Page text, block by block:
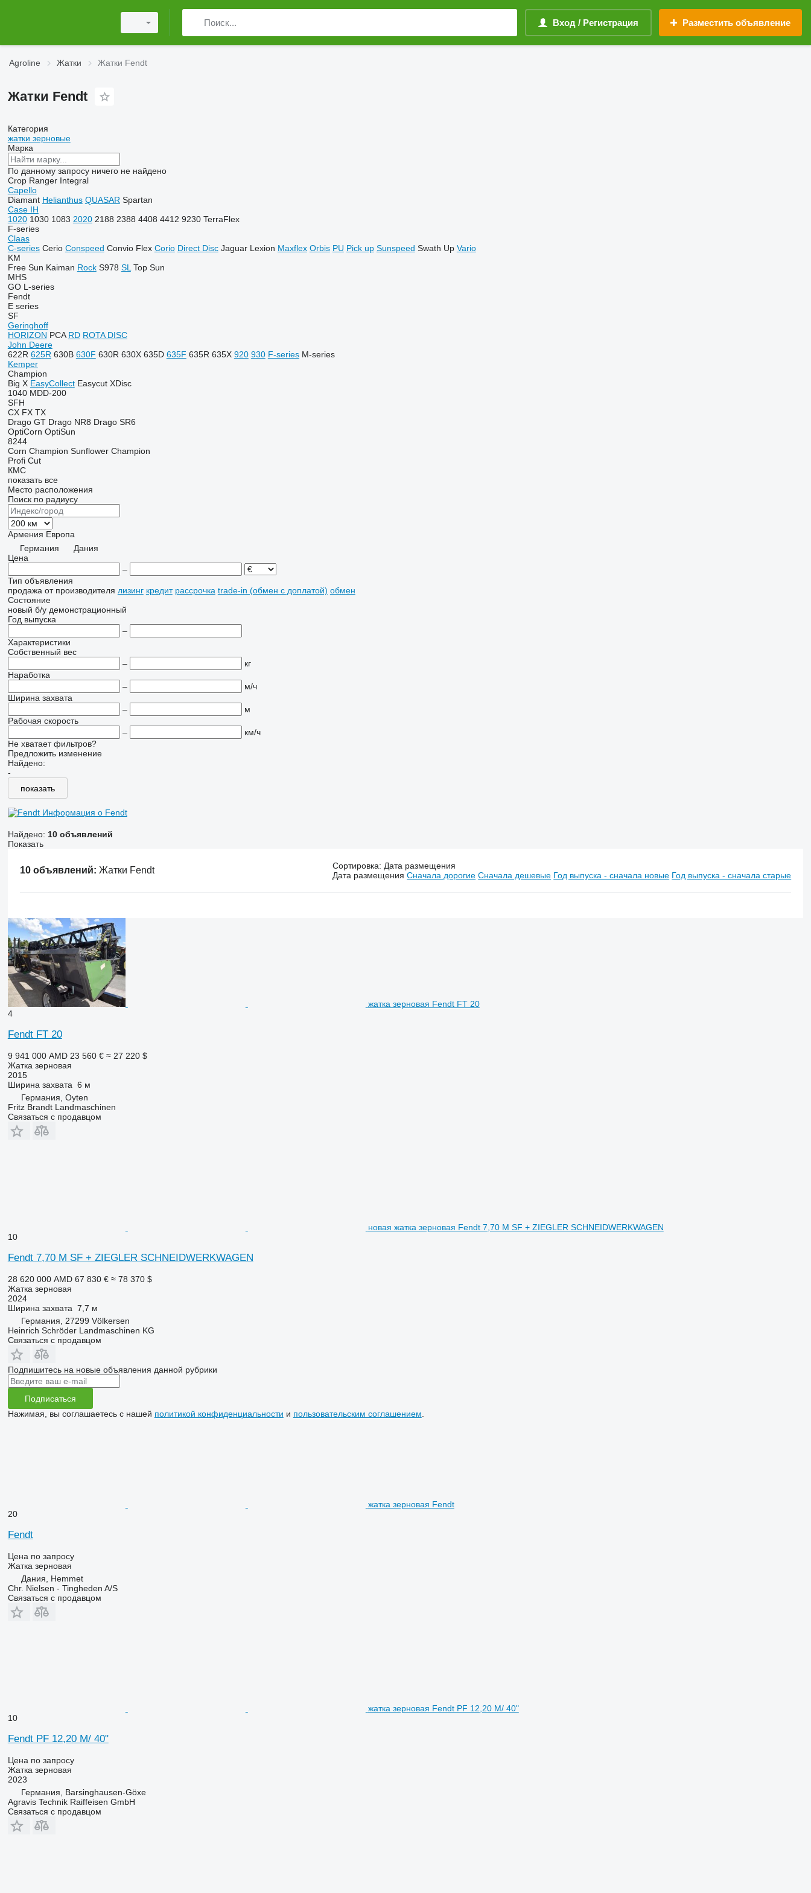
Вход / Регистрация Разместить объявление
Agroline Жатки Жатки Fendt
Жатки Fendt
Категория
жатки зерновые
Марка
По данному запросу ничего не найдено
Crop Ranger Integral
Capello
Diamant Helianthus QUASAR Spartan
Case IH
1020 1030 1083 2020 2188 2388 4408 4412 9230 TerraFlex
F-series
Claas
C-series Cerio Conspeed Convio Flex Corio Direct Disc Jaguar Lexion Maxflex Orbis PU Pick up Sunspeed Swath Up Vario
KM
Free Sun Kaiman Rock S978 SL Top Sun
MHS
GO L-series
Fendt
E series
SF
Geringhoff
HORIZON PCA RD ROTA DISC
John Deere
622R 625R 630B 630F 630R 630X 635D 635F 635R 635X 920 930 F-series M-series
Kemper
Champion
Big X EasyCollect Easycut XDisc
1040 MDD-200
SFH
CX FX TX
Drago GT Drago NR8 Drago SR6
OptiCorn OptiSun
8244
Corn Champion Sunflower Champion
Profi Cut
КМС
показать все
Место расположения
Поиск по радиусу
Армения Европа
Германия
Дания
Цена
–
Тип объявления
продажа от производителя лизинг кредит рассрочка trade-in (обмен с доплатой) обмен
Состояние
новый б/у демонстрационный
Год выпуска
–
Характеристики
Собственный вес
–
кг
Наработка
–
м/ч
Ширина захвата
–
м
Рабочая скорость
–
км/ч
Не хватает фильтров?
Предложить изменение
Найдено:
-
показать
Информация о Fendt
Найдено: 10 объявлений
Показать
10 объявлений: Жатки Fendt Сортировка: Дата размещения
Дата размещения Сначала дорогие Сначала дешевые Год выпуска - сначала новые Год выпуска - сначала старые
жатка зерновая Fendt FT 20
4
Fendt FT 20
9 941 000 AMD 23 560 € ≈ 27 220 $
Жатка зерновая
2015
Ширина захвата 6 м
Германия, Oyten
Fritz Brandt Landmaschinen
Связаться с продавцом
новая жатка зерновая Fendt 7,70 M SF + ZIEGLER SCHNEIDWERKWAGEN
10
Fendt 7,70 M SF + ZIEGLER SCHNEIDWERKWAGEN
28 620 000 AMD 67 830 € ≈ 78 370 $
Жатка зерновая
2024
Ширина захвата 7,7 м
Германия, 27299 Völkersen
Heinrich Schröder Landmaschinen KG
Связаться с продавцом
Подпишитесь на новые объявления данной рубрики
Подписаться
Нажимая, вы соглашаетесь с нашей политикой конфиденциальности и пользовательским соглашением
жатка зерновая Fendt
20
Fendt
Цена по запросу
Жатка зерновая
Дания, Hemmet
Chr. Nielsen - Tingheden A/S
Связаться с продавцом
жатка зерновая Fendt PF 12,20 M/ 40"
10
Fendt PF 12,20 M/ 40"
Цена по запросу
Жатка зерновая
2023
Германия, Barsinghausen-Göxe
Agravis Technik Raiffeisen GmbH
Связаться с продавцом